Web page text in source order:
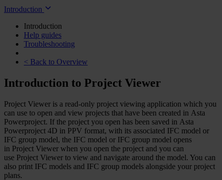
Introduction
Introduction
Help guides
Troubleshooting
< Back to Overview
Introduction to Project Viewer
Project Viewer is a read-only project viewing application which you
can use to open and view projects that have been created in Asta
Powerproject. If the project you open has been saved in Asta
Powerproject 4D in PPV format, with its associated IFC model or
IFC group model, the IFC model or IFC group model opens
in Project Viewer when you open the project and you can
use Project Viewer to view and navigate around the model. You can
also print IFC models and IFC group models alongside your project
plans.